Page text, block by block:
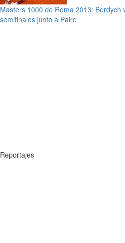
Masters 1000 de Roma 2013: Berdych
semifinales junto a Paire
Reportajes